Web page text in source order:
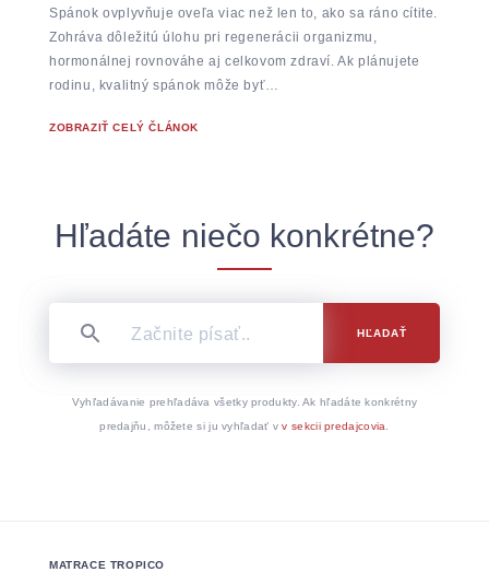
Spánok ovplyvňuje oveľa viac než len to, ako sa ráno cítite.
Zohráva dôležitú úlohu pri regenerácii organizmu,
hormonálnej rovnováhe aj celkovom zdraví. Ak plánujete
rodinu, kvalitný spánok môže byť…
ZOBRAZIŤ CELÝ ČLÁNOK
Hľadáte niečo konkrétne?
HĽADAŤ
Vyhľadávanie prehľadáva všetky produkty. Ak hľadáte konkrétny
predajňu, môžete si ju vyhľadať vv sekcii predajcovia.
MATRACE TROPICO